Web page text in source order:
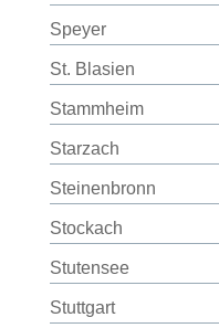
Speyer
St. Blasien
Stammheim
Starzach
Steinenbronn
Stockach
Stutensee
Stuttgart